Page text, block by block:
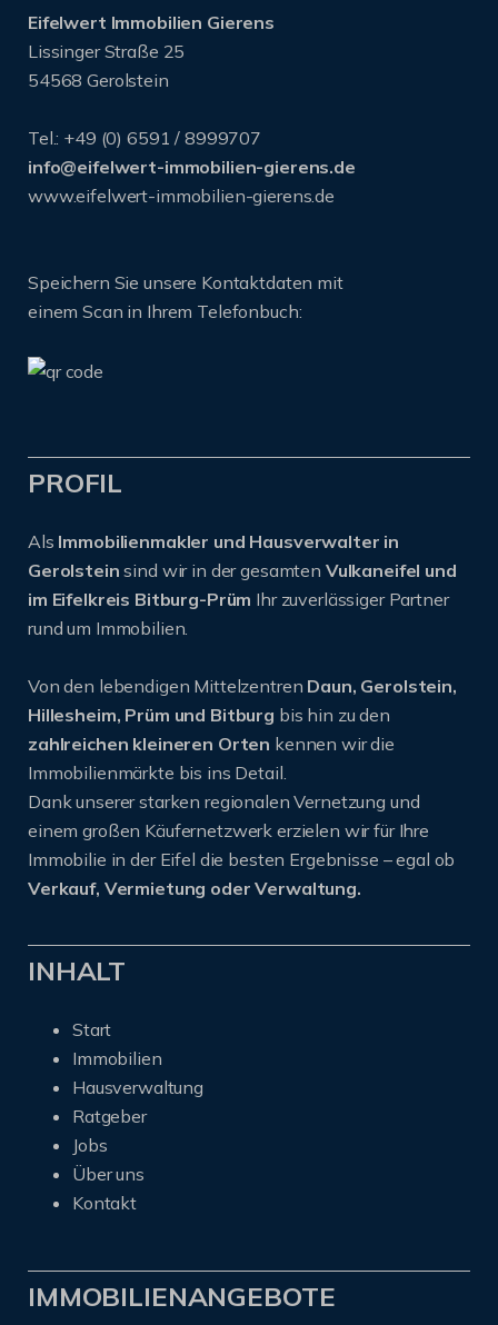
Eifelwert Immobilien Gierens
Lissinger Straße 25
54568 Gerolstein
Tel.: +49 (0) 6591 / 8999707
info@eifelwert-immobilien-gierens.de
www.eifelwert-immobilien-gierens.de
Speichern Sie unsere Kontaktdaten mit
einem Scan in Ihrem Telefonbuch:
PROFIL
Als Immobilienmakler und Hausverwalter in
Gerolsteinsind wir in der gesamten Vulkaneifel und
im Eifelkreis Bitburg-Prüm Ihr zuverlässiger Partner
rund um Immobilien.
Von den lebendigen Mittelzentren Daun, Gerolstein,
Hillesheim, Prüm und Bitburg bis hin zu den
zahlreichen kleineren Orten kennen wir die
Immobilienmärkte bis ins Detail.
Dank unserer starken regionalen Vernetzung und
einem großen Käufernetzwerk erzielen wir für Ihre
Immobilie in der Eifel die besten Ergebnisse – egal ob
Verkauf, Vermietung oder Verwaltung.
INHALT
Start
Immobilien
Hausverwaltung
Ratgeber
Jobs
Über uns
Kontakt
IMMOBILIENANGEBOTE